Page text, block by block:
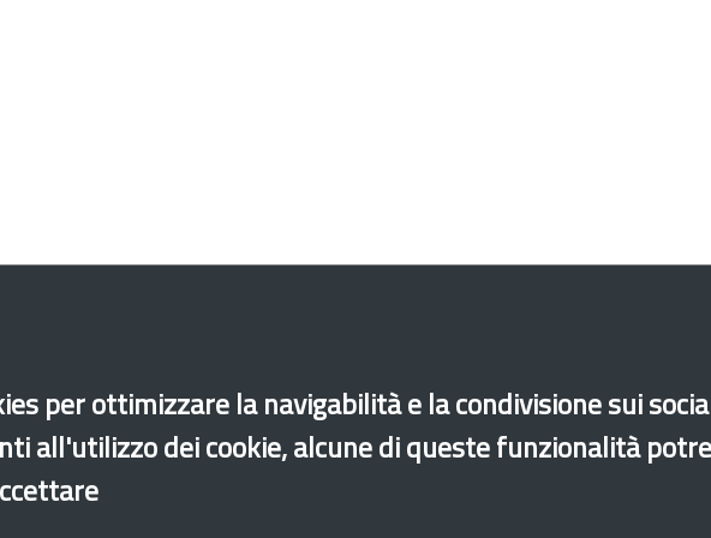
per ottimizzare la navigabilità e la condivisione sui
all'utilizzo dei cookie, alcune di queste funzionalità